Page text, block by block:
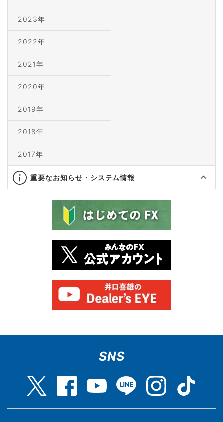
2023年
2022年
2021年
2020年
2019年
2018年
2017年
重要なお知らせ・システム情報
SNS